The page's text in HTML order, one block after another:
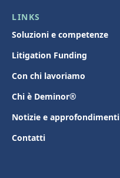
LINKS
Soluzioni e competenze
Litigation Funding
Con chi lavoriamo
Chi è Deminor®
Notizie e approfondimenti
Contatti